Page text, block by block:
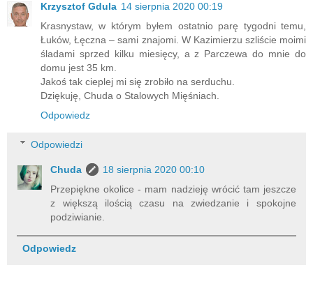
Krzysztof Gdula 14 sierpnia 2020 00:19
Krasnystaw, w którym byłem ostatnio parę tygodni temu,
Łuków, Łęczna – sami znajomi. W Kazimierzu szliście moimi
śladami sprzed kilku miesięcy, a z Parczewa do mnie do
domu jest 35 km.
Jakoś tak cieplej mi się zrobiło na serduchu.
Dziękuję, Chuda o Stalowych Mięśniach.
Odpowiedz
Odpowiedzi
Chuda
18 sierpnia 2020 00:10
Przepiękne okolice - mam nadzieję wrócić tam jeszcze
z większą ilością czasu na zwiedzanie i spokojne
podziwianie.
Odpowiedz